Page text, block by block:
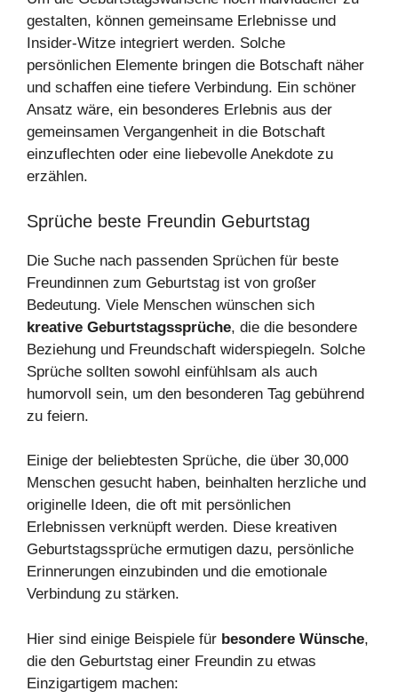
gestalten, können gemeinsame Erlebnisse und
Insider-Witze integriert werden. Solche
persönlichen Elemente bringen die Botschaft näher
und schaffen eine tiefere Verbindung. Ein schöner
Ansatz wäre, ein besonderes Erlebnis aus der
gemeinsamen Vergangenheit in die Botschaft
einzuflechten oder eine liebevolle Anekdote zu
erzählen.
Sprüche beste Freundin Geburtstag
Die Suche nach passenden Sprüchen für beste
Freundinnen zum Geburtstag ist von großer
Bedeutung. Viele Menschen wünschen sich
kreative Geburtstagssprüche, die die besondere
Beziehung und Freundschaft widerspiegeln. Solche
Sprüche sollten sowohl einfühlsam als auch
humorvoll sein, um den besonderen Tag gebührend
zu feiern.
Einige der beliebtesten Sprüche, die über 30,000
Menschen gesucht haben, beinhalten herzliche und
originelle Ideen, die oft mit persönlichen
Erlebnissen verknüpft werden. Diese kreativen
Geburtstagssprüche ermutigen dazu, persönliche
Erinnerungen einzubinden und die emotionale
Verbindung zu stärken.
Hier sind einige Beispiele für besondere Wünsche,
die den Geburtstag einer Freundin zu etwas
Einzigartigem machen: